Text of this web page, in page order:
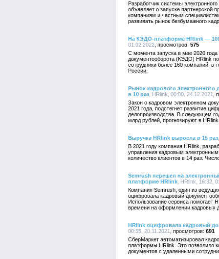
Разработчик системы
объявляет о запуске партнерской
компаниям и частным
развивать рынок безбумажного
На КЭДО-платформе HRlink —
01.02.2022
575
С момента запуска в мае 2020 года
документооборота (КЭДО) HRlink
сотрудники более 160 компаний, в
России.
Рынок кадрового электронного
в 10 раз , HRlink, 00:00, 24.12.2021
Закон о кадровом электронном
2021 года, подстегнет развитие
делопроизводства. В следующем
млрд рублей, прогнозируют в
Выручка HRlink выросла в 15 раз
В 2021 году компания HRlink,
управления кадровым
количество клиентов в 14 раз.
Semrush перешел на
платформе HRlink , HRlink, 16:32,
Компания Semrush, один из
оцифровала кадровый
Использование сервиса помогает
времени на оформлении кадровых
HRlink оцифровала кадровый
00:55, 20.11.2021
691
СберМаркет автоматизировал
платформы HRlink. Это позволило
документов с удаленными